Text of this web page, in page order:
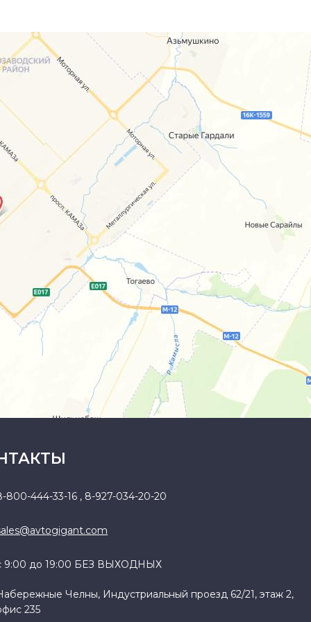
800-444-33-16 , 8-927-034-20-20
9:00 до 19:00 БЕЗ ВЫХОДНЫХ
Челны, Индустриальный проезд 62/21, этаж 2,
235